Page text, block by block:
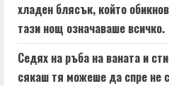
хладен блясък, който
тази нощ означаваше всичко.
Седях на ръба на ваната и
сякаш тя можеше да спре не